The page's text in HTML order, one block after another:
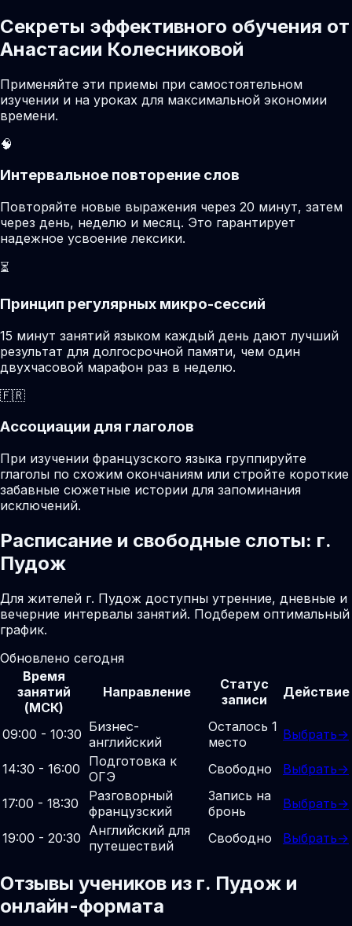
Секреты эффективного обучения от
Анастасии Колесниковой
Применяйте эти приемы при самостоятельном
изучении и на уроках для максимальной экономии
времени.
🧠
Интервальное повторение слов
Повторяйте новые выражения через 20 минут, затем
через день, неделю и месяц. Это гарантирует
надежное усвоение лексики.
⏳
Принцип регулярных микро-сессий
15 минут занятий языком каждый день дают лучший
результат для долгосрочной памяти, чем один
двухчасовой марафон раз в неделю.
🇫🇷
Ассоциации для глаголов
При изучении французского языка группируйте
глаголы по схожим окончаниям или стройте короткие
забавные сюжетные истории для запоминания
исключений.
Расписание и свободные слоты: г.
Пудож
Для жителей г. Пудож доступны утренние, дневные и
вечерние интервалы занятий. Подберем оптимальный
график.
Обновлено сегодня
Время
занятий
(МСК)
Направление
Статус
записи
Действие
09:00 - 10:30 Бизнес-
английский
Осталось 1
место
Выбрать→
14:30 - 16:00
Подготовка к
ОГЭ
Свободно Выбрать→
17:00 - 18:30
Разговорный
французский
Запись на
бронь
Выбрать→
19:00 - 20:30 Английский для
путешествий
Свободно Выбрать→
Отзывы учеников из г. Пудож и
онлайн-формата